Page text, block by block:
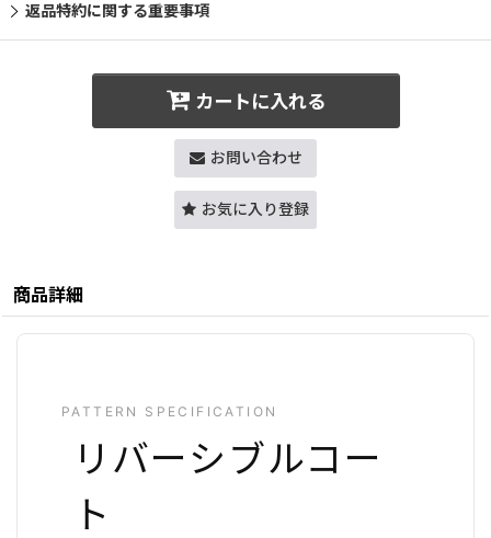
返品特約に関する重要事項
カートに入れる
お問い合わせ
お気に入り登録
商品詳細
PATTERN SPECIFICATION
リバーシブルコー
ト